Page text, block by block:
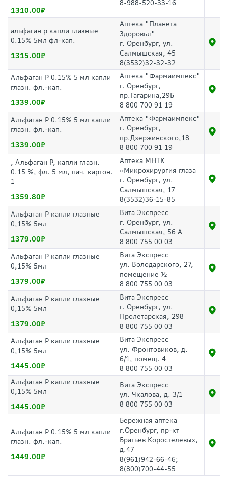
1310.00
8-988-520-33-16
альфаган р капли глазные
0.15% 5мл фл-кап.
1315.00
Аптека "Планета
Здоровья"
г. Оренбург, ул.
Салмышская, 45
8(3532)32-32-32
Альфаган Р 0.15% 5 мл капли
глазн. фл.-кап.
1339.00
Аптека "Фармаимпекс"
г. Оренбург,
пр.Гагарина,29Б
8 800 700 91 19
Альфаган Р 0.15% 5 мл капли
глазн. фл.-кап.
1339.00
Аптека "Фармаимпекс"
г. Оренбург,
пр.Дзержинского,18
8 800 700 91 19
, Альфаган Р, капли глазн.
0.15 %, фл. 5 мл, пач. картон.
1
1359.80
Аптека МНТК
«Микрохирургия глаза
г. Оренбург, ул.
Салмышская, 17
8(3532)36-15-85
Альфаган Р капли глазные
0,15% 5мл
1379.00
Вита Экспресс
г. Оренбург, ул.
Салмышская, 56 А
8 800 755 00 03
Альфаган Р капли глазные
0,15% 5мл
1379.00
Вита Экспресс
ул. Володарского, 27,
помещение ½
8 800 755 00 03
Альфаган Р капли глазные
0,15% 5мл
1379.00
Вита Экспресс
г. Оренбург, ул.
Пролетарская, 298
8 800 755 00 03
Альфаган Р капли глазные
0,15% 5мл
1445.00
Вита Экспресс
ул. Фронтовиков, д.
6/1, помещ. 4
8 800 755 00 03
Альфаган Р капли глазные
0,15% 5мл
1445.00
Вита Экспресс
ул. Чкалова, д. 3/1
8 800 755 00 03
Альфаган Р 0.15% 5 мл капли
глазн. фл.-кап.
1449.00
Бережная аптека
г.Оренбург, пр-кт
Братьев Коростелевых,
д.47
8(961)942-66-46;
8(800)700-44-55